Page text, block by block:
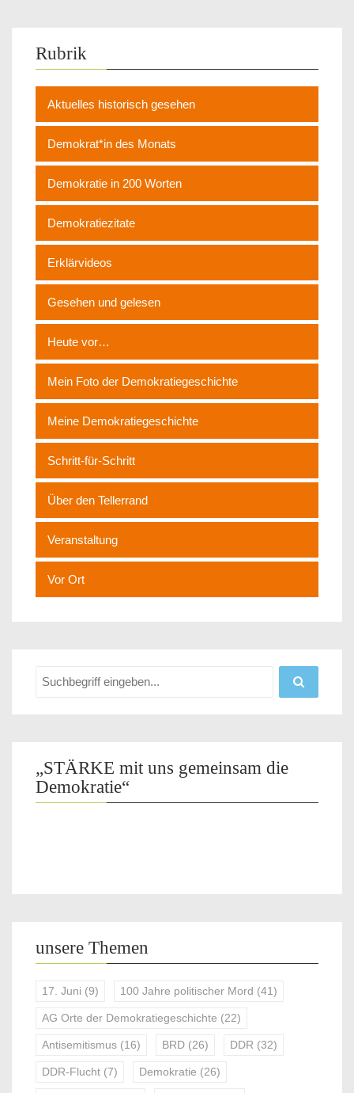
Rubrik
Aktuelles historisch gesehen
Demokrat*in des Monats
Demokratie in 200 Worten
Demokratiezitate
Erklärvideos
Gesehen und gelesen
Heute vor…
Mein Foto der Demokratiegeschichte
Meine Demokratiegeschichte
Schritt-für-Schritt
Über den Tellerrand
Veranstaltung
Vor Ort
„STÄRKE mit uns gemeinsam die
Demokratie“
unsere Themen
17. Juni (9) 100 Jahre politischer Mord (41)
AG Orte der Demokratiegeschichte (22)
Antisemitismus (16) BRD (26) DDR (32)
DDR-Flucht (7) Demokratie (26)